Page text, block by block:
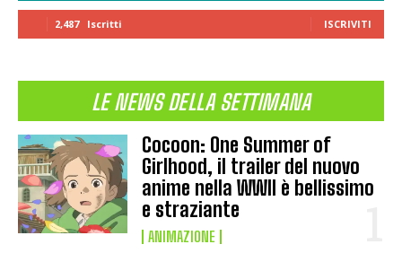
2,487 Iscritti ISCRIVITI
LE NEWS DELLA SETTIMANA
Cocoon: One Summer of
Girlhood, il trailer del nuovo
anime nella WWII è bellissimo
e straziante
ANIMAZIONE